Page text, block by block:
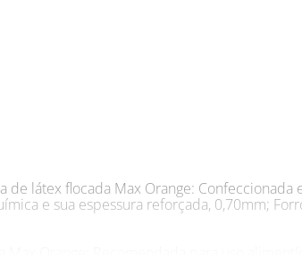
de látex flocada Max Orange:
e sua espessura reforçada, 0,70mm;